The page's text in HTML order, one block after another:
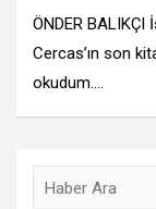
ÖNDER BALIKÇI
Cercas’ın son
okudum.…